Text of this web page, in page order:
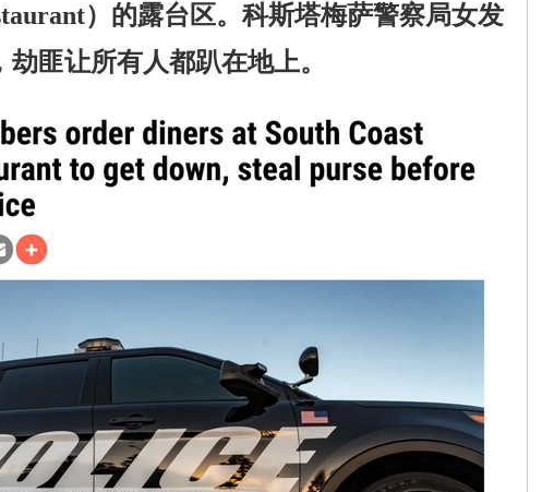
）的露台区。科斯塔梅萨警察局女发
匪让所有人都趴在地上。